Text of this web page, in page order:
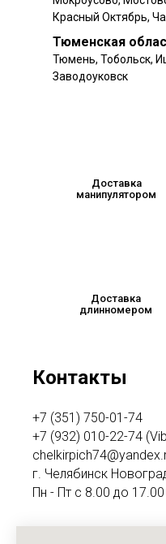
Тюменская
Красный Октябрь,
Тюмень, Тобольск,
Заводоуковск
Доставка
манипулятором
Доставка
длинномером
Контакты
+7 (351) 750-01-74
+7 (932) 010-22-74
г. Челябинск
Пн - Пт с 8.00 до 17.00